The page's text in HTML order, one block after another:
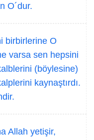
O´dur.
birbirlerine O
varsa sen hepsini
(böylesine)
kaynaştırdı.
Allah yetişir,